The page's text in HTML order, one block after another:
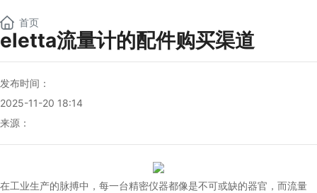
首页
eletta流量计的配件购买渠道
发布时间：
2025-11-20 18:14
来源：
在工业生产的脉搏中，每一台精密仪器都像是不可或缺的器官，而流量